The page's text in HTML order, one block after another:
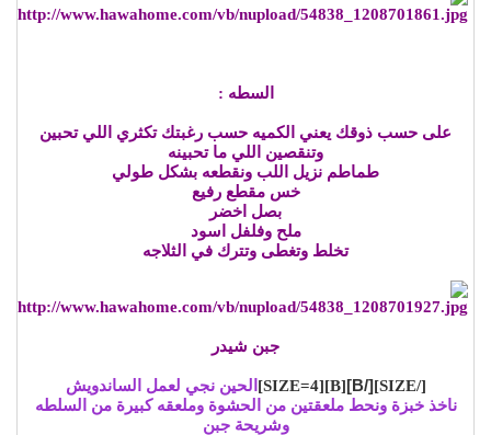
السطه :
على حسب ذوقك يعني الكميه حسب رغبتك تكثري اللي تحبين
وتنقصين اللي ما تحبينه
طماطم نزيل اللب ونقطعه بشكل طولي
خس مقطع رفيع
بصل اخضر
ملح وفلفل اسود
تخلط وتغطى وتترك في الثلاجه
جبن شيدر
[/SIZE]
[/B]
[B][SIZE=4]
الحين نجي لعمل الساندويش
ناخذ خبزة ونحط ملعقتين من الحشوة وملعقه كبيرة من السلطه
وشريحة جبن